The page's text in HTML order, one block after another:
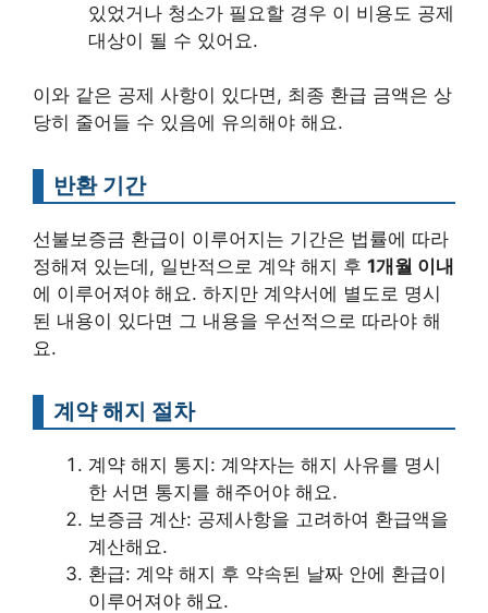
있었거나 청소가 필요할 경우 이 비용도 공제
대상이 될 수 있어요.
이와 같은 공제 사항이 있다면, 최종 환급 금액은 상
당히 줄어들 수 있음에 유의해야 해요.
반환 기간
선불보증금 환급이 이루어지는 기간은 법률에 따라
정해져 있는데, 일반적으로 계약 해지 후 1개월 이내
에 이루어져야 해요. 하지만 계약서에 별도로 명시
된 내용이 있다면 그 내용을 우선적으로 따라야 해
요.
계약 해지 절차
계약 해지 통지: 계약자는 해지 사유를 명시
한 서면 통지를 해주어야 해요.
보증금 계산: 공제사항을 고려하여 환급액을
계산해요.
환급: 계약 해지 후 약속된 날짜 안에 환급이
이루어져야 해요.